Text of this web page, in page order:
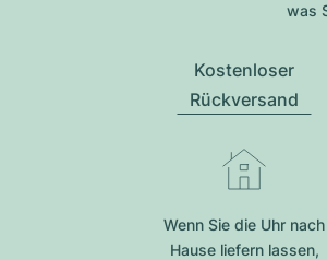
was
Kostenloser
Rückversand
Wenn Sie die Uhr nach
Hause liefern lassen,